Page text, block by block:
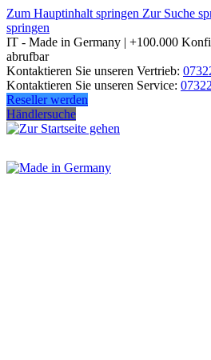
Zum Hauptinhalt springen Zur Suche
springen
IT - Made in Germany | +100.000
abrufbar
Kontaktieren Sie unseren Vertrieb:
Kontaktieren Sie unseren Service:
Reseller werden
Händlersuche